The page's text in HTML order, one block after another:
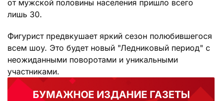
от мужской половины населения пришло всего
лишь 30.
Фигурист предвкушает яркий сезон полюбившегося
всем шоу. Это будет новый "Ледниковый период" с
неожиданными поворотами и уникальными
участниками.
БУМАЖНОЕ ИЗДАНИЕ ГАЗЕТЫ